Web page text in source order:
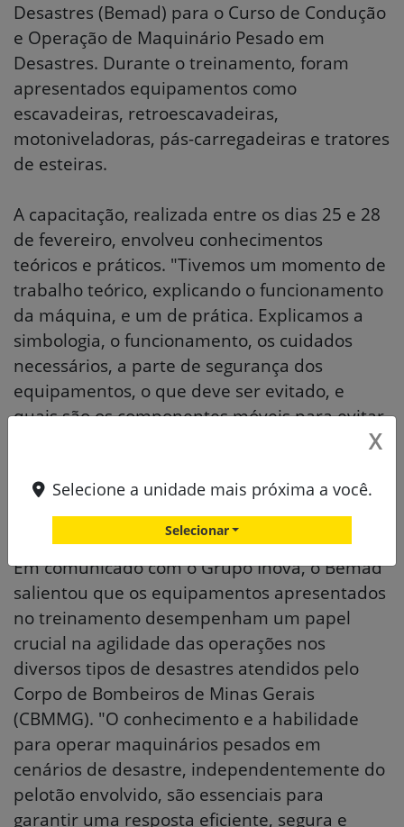
Desastres (Bemad) para o Curso de Condução
e Operação de Maquinário Pesado em
Desastres. Durante o treinamento, foram
apresentados equipamentos como
escavadeiras, retroescavadeiras,
motoniveladoras, pás-carregadeiras e tratores
de esteiras.
A capacitação, realizada entre os dias 25 e 28
de fevereiro, envolveu conhecimentos
teóricos e práticos. "Tivemos um momento de
trabalho teórico, explicando o funcionamento
da máquina, e um de prática. Explicamos a
simbologia, o funcionamento, os cuidados
necessários, a parte de segurança dos
equipamentos, o que deve ser evitado, e
quais são os componentes móveis para evitar
acidentes causados pela utilização incorreta
de vendas e aplicação da Inova, Thiago
Oliveira.
Em comunicado com o Grupo Inova, o Bemad
salientou que os equipamentos apresentados
no treinamento desempenham um papel
crucial na agilidade das operações nos
diversos tipos de desastres atendidos pelo
Corpo de Bombeiros de Minas Gerais
(CBMMG). "O conhecimento e a habilidade
para operar maquinários pesados em
cenários de desastre, independentemente do
pelotão envolvido, são essenciais para
garantir uma resposta eficiente, segura e
X
Selecione a unidade mais próxima a você.
Selecionar